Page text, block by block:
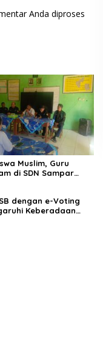
Anda diproses
Muslim, Guru
di SDN Sampar
dengan e-Voting
Keberadaan